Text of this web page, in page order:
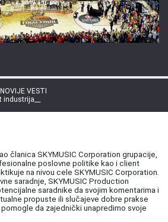
VESTI
članica SKYMUSIC Corporation grupacije,
poslovne politike kao i client
na nivou cele SKYMUSIC Corporation.
saradnje, SKYMUSIC Production
saradnike da svojim komentarima i
propuste ili slučajeve dobre prakse
da zajednički unapredimo svoje